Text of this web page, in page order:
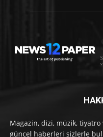
Magazin, dizi, müzik,
güncel haberleri sizlerle